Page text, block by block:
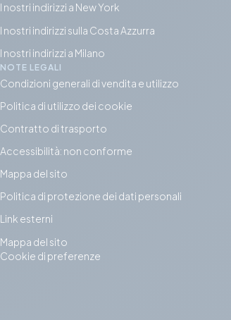
I nostri indirizzi a New York
I nostri indirizzi sulla Costa Azzurra
I nostri indirizzi a Milano
NOTE LEGALI
Condizioni generali di vendita e utilizzo
Politica di utilizzo dei cookie
Contratto di trasporto
Accessibilità: non conforme
Mappa del sito
Politica di protezione dei dati personali
Link esterni
Mappa del sito
Cookie di preferenze